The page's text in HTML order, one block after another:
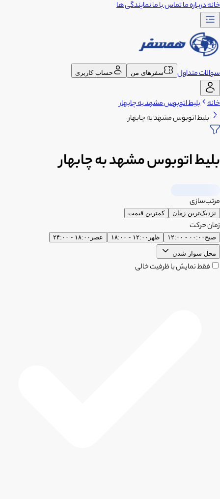
خانهدرباره ماتماس با مانمایندگی ها
سوالات متداول سفرهای من حساب کاربری
خانه بلیط اتوبوس مشهد به چابهار
بلیط اتوبوس مشهد به چابهار
بلیط اتوبوس مشهد به چابهار
مرتب‌سازی
نزدیک‌ترین زمان کمترین قیمت
زمان حرکت
صبح ۰۰:۰۰ - ۱۲:۰۰ ظهر ۱۲:۰۰ - ۱۸:۰۰ عصر ۱۸:۰۰ - ۲۴:۰۰
محل سوار شدن
فقط نمایش با ظرفیت خالی